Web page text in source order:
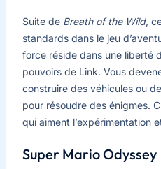
Suite de Breath of the Wild,
standards dans le jeu
force réside dans une liberté
pouvoirs de Link. Vous
construire des véhicules ou
pour résoudre des énigmes.
qui aiment l’expérimentation
Super Mario Odyssey